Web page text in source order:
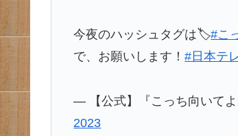
今夜のハッシュタグは🏷️#こ
で、お願いします！#日本テ
— 【公式】『こっち向いて
2023